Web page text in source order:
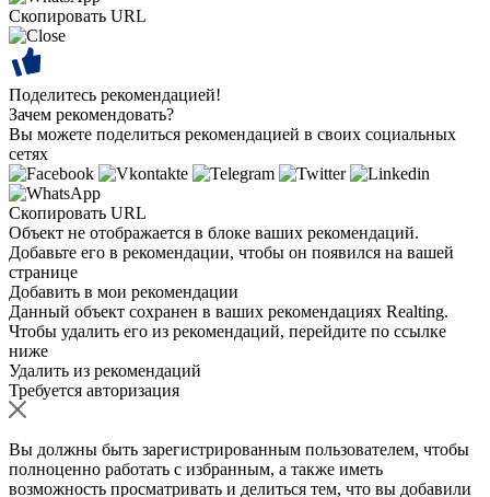
Скопировать URL
Поделитесь рекомендацией!
Зачем рекомендовать?
Вы можете поделиться рекомендацией в своих социальных
сетях
Скопировать URL
Объект не отображается в блоке ваших рекомендаций.
Добавьте его в рекомендации, чтобы он появился на вашей
странице
Добавить в мои рекомендации
Данный объект сохранен в ваших рекомендациях Realting.
Чтобы удалить его из рекомендаций, перейдите по ссылке
ниже
Удалить из рекомендаций
Требуется авторизация
Вы должны быть зарегистрированным пользователем, чтобы
полноценно работать с избранным, а также иметь
возможность просматривать и делиться тем, что вы добавили